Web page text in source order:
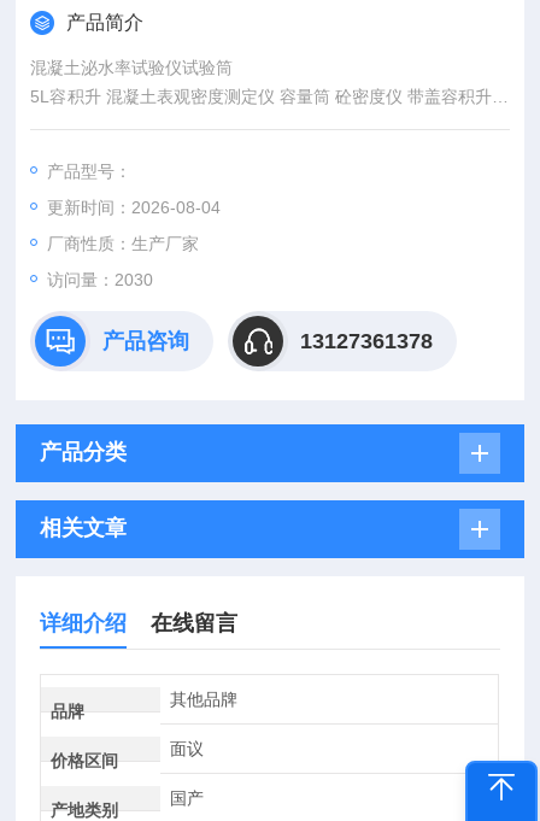
产品简介
混凝土泌水率试验仪试验筒
5L容积升 混凝土表观密度测定仪 容量筒 砼密度仪 带盖容积升采
用优质铁板精制而成，做工精细，质量好。
混凝土表观密度测定仪 容量桶： 直径 185X200mm
产品型号：
更新时间：2026-08-04
厂商性质：生产厂家
访问量：2030
产品咨询 13127361378
产品分类
相关文章
详细介绍 在线留言
品牌
其他品牌
价格区间
面议
产地类别
国产